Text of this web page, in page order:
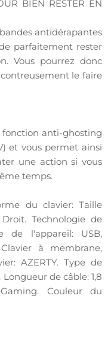
BIEN RESTER EN
antidérapantes
parfaitement rester
Vous pourrez donc
le faire
fonction anti-ghosting
et vous permet ainsi
une action si vous
temps.
du clavier: Taille
Technologie de
de l'appareil: USB,
à membrane,
AZERTY. Type de
de câble: 1,8
Couleur du